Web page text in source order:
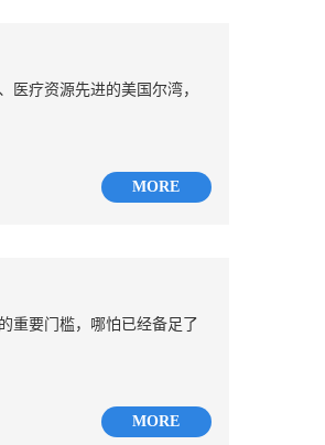
医疗资源先进的美国尔湾，
MORE
重要门槛，哪怕已经备足了
MORE